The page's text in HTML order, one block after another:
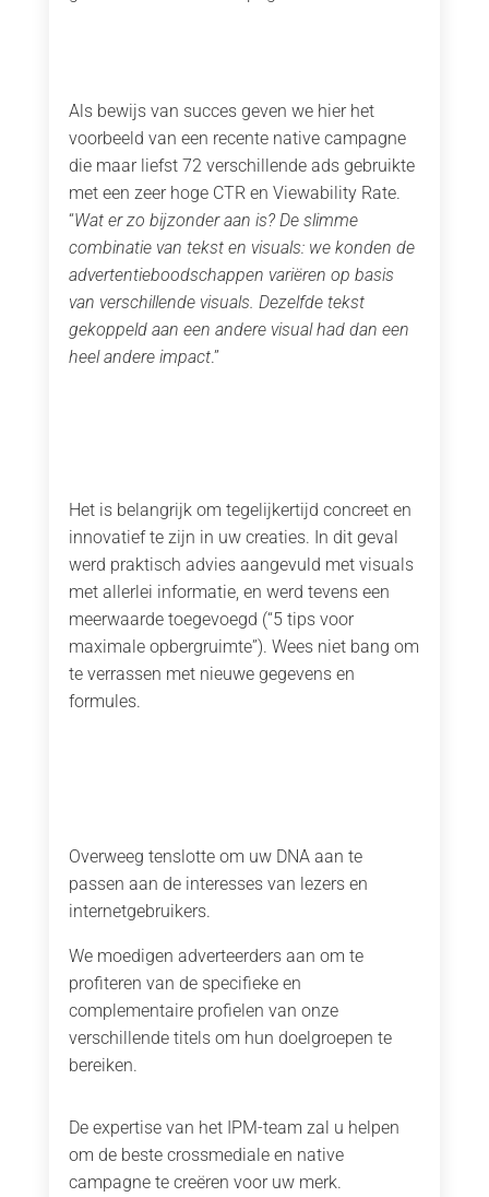
Als bewijs van succes geven we hier het
voorbeeld van een recente native campagne
die maar liefst 72 verschillende ads gebruikte
met een zeer hoge CTR en Viewability Rate.
“Wat er zo bijzonder aan is? De slimme
combinatie van tekst en visuals: we konden de
advertentieboodschappen variëren op basis
van verschillende visuals. Dezelfde tekst
gekoppeld aan een andere visual had dan een
heel andere impact.”
Het is belangrijk om tegelijkertijd concreet en
innovatief te zijn in uw creaties. In dit geval
werd praktisch advies aangevuld met visuals
met allerlei informatie, en werd tevens een
meerwaarde toegevoegd (“5 tips voor
maximale opbergruimte”). Wees niet bang om
te verrassen met nieuwe gegevens en
formules.
Overweeg tenslotte om uw DNA aan te
passen aan de interesses van lezers en
internetgebruikers.
We moedigen adverteerders aan om te
profiteren van de specifieke en
complementaire profielen van onze
verschillende titels om hun doelgroepen te
bereiken.
De expertise van het IPM-team zal u helpen
om de beste crossmediale en native
campagne te creëren voor uw merk.